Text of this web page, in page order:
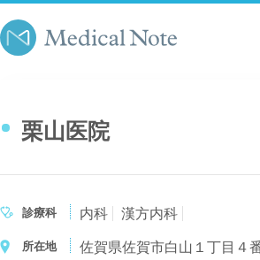
栗山医院
診療科 内科 漢方内科
所在地 佐賀県佐賀市白山１丁目４